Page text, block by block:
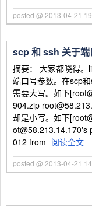
posted @ 2013-04-21
scp 和 ssh 关于
摘要： 大家都晓得
端口号参数。在scp
需要大写。如下
904.zip
却是小写。如下
ot@58.213.14.170's
012 from 阅读全文
posted @ 2013-04-21